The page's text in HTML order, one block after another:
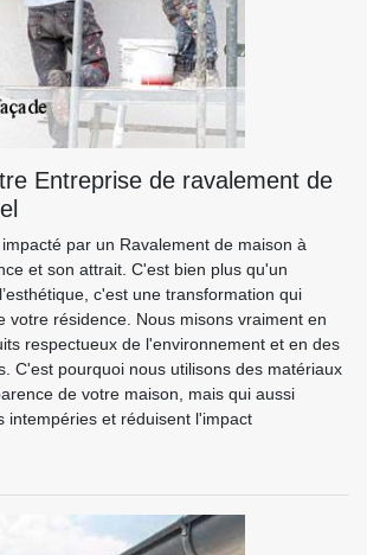
Entreprise de ravalement de
par un Ravalement de maison à
et son attrait. C'est bien plus qu'un
c'est une transformation qui
votre résidence. Nous misons vraiment en
respectueux de l'environnement et en des
C'est pourquoi nous utilisons des matériaux
de votre maison, mais qui aussi
intempéries et réduisent l'impact